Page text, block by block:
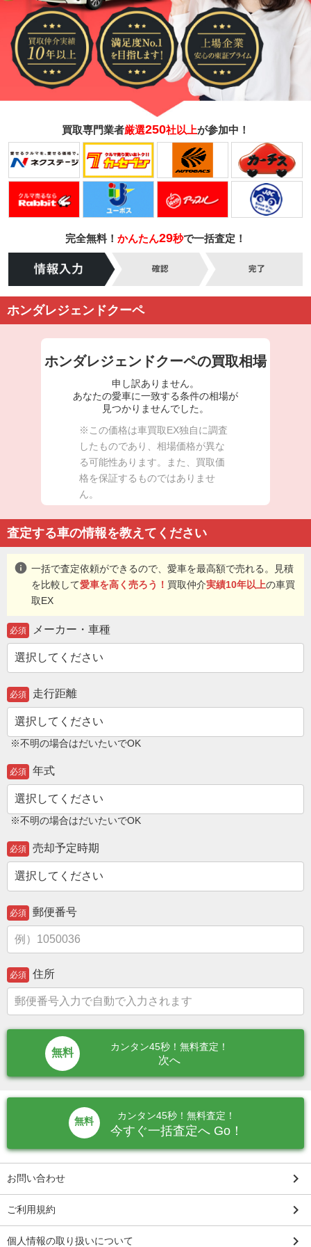
買取専門業者厳選250社以上が参加中！
完全無料！ かんたん29秒で一括査定！
ホンダレジェンドクーペ
ホンダレジェンドクーペの買取相場
申し訳ありません。
あなたの愛車に一致する条件の相場が
見つかりませんでした。
※この価格は車買取EX独自に調査
したものであり、相場価格が異な
る可能性あります。また、買取価
格を保証するものではありませ
ん。
査定する車の情報を教えてください
info 一括で査定依頼ができるので、愛車を最高額で売れる。見積
を比較して愛車を高く売ろう！ 買取仲介実績10年以上の車買
取EX
必須 メーカー・車種
必須 走行距離
※不明の場合はだいたいでOK
必須 年式
※不明の場合はだいたいでOK
必須 売却予定時期
必須 郵便番号
必須 住所
カンタン45秒！無料査定！
次へ
無料
カンタン45秒！無料査定！
今すぐ一括査定へ Go！
お問い合わせ keyboard_arrow_right
ご利用規約 keyboard_arrow_right
個人情報の取り扱いについて keyboard_arrow_right